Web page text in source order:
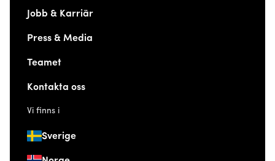
Jobb & Karriär
Press & Media
Teamet
Kontakta oss
Vi finns i
Sverige